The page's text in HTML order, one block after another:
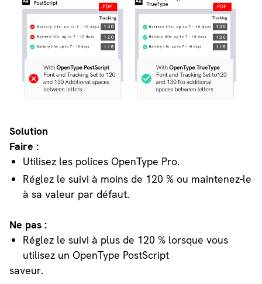
Solution
Faire :
Utilisez les polices OpenType Pro.
Réglez le suivi à moins de 120 % ou maintenez-le
à sa valeur par défaut.
Ne pas :
Réglez le suivi à plus de 120 % lorsque vous
utilisez un OpenType PostScript
saveur.